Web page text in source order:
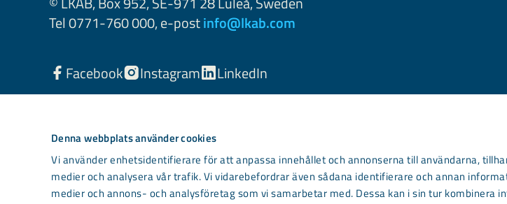
Denna webbplats använder cookies
Vi använder enhetsidentifierare för att anpassa innehållet och annonserna till användarna,
medier och analysera vår trafik. Vi vidarebefordrar även sådana identifierare och annan
medier och annons- och analysföretag som vi samarbetar med. Dessa kan i sin tur kombinera
Tel 0771-760 000, e-postinfo@lkab.com
Facebook Instagram LinkedIn